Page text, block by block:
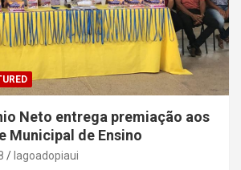
Neto entrega premiação aos
Municipal de Ensino
lagoadopiaui